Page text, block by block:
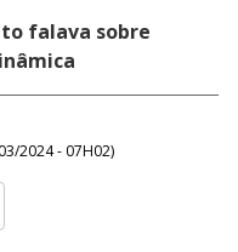
falava sobre
2024 - 07H02)